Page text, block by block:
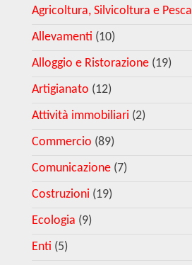
Agricoltura, Silvicoltura e Pesca
Allevamenti (10)
Alloggio e Ristorazione (19)
Artigianato (12)
Attività immobiliari (2)
Commercio (89)
Comunicazione (7)
Costruzioni (19)
Ecologia (9)
Enti (5)